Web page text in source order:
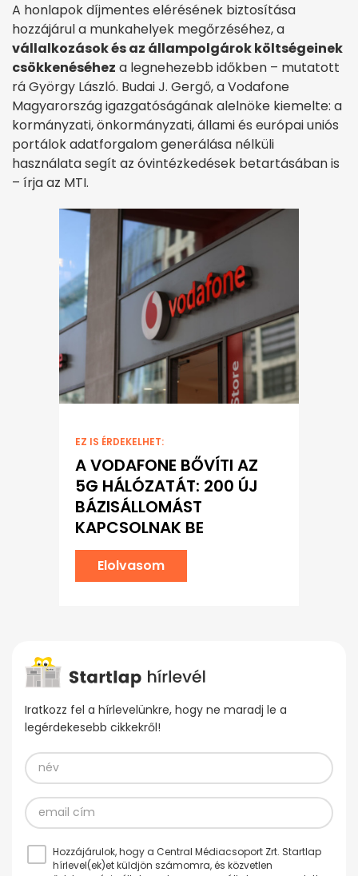
A honlapok díjmentes elérésének biztosítása
hozzájárul a munkahelyek megőrzéséhez, a
vállalkozások és az állampolgárok költségeinek
csökkenéséhez a legnehezebb időkben – mutatott
rá György László. Budai J. Gergő, a Vodafone
Magyarország igazgatóságának alelnöke kiemelte: a
kormányzati, önkormányzati, állami és európai uniós
portálok adatforgalom generálása nélküli
használata segít az óvintézkedések betartásában is
– írja az MTI.
EZ IS ÉRDEKELHET:
A VODAFONE BŐVÍTI AZ
5G HÁLÓZATÁT: 200 ÚJ
BÁZISÁLLOMÁST
KAPCSOLNAK BE
Elolvasom
Iratkozz fel a hírlevelünkre, hogy ne maradj le a
legérdekesebb cikkekről!
Hozzájárulok, hogy a Central Médiacsoport Zrt. Startlap
hírlevel(ek)et küldjön számomra, és közvetlen